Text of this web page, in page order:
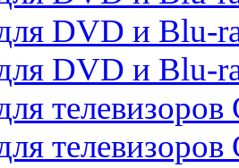
DVD и Blu-
DVD и Blu-
телевизоров
телевизоров